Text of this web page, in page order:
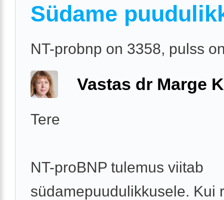
Südame
NT-probnp on 3358, pulss
Vastas dr Marge
Tere
NT-proBNP tulemus viitab
südamepuudulikkusele. Kui